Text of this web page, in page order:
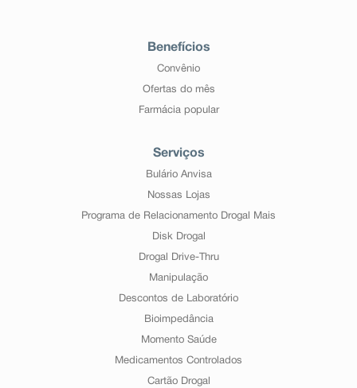
Benefícios
Convênio
Ofertas do mês
Farmácia popular
Serviços
Bulário Anvisa
Nossas Lojas
Programa de Relacionamento Drogal Mais
Disk Drogal
Drogal Drive-Thru
Manipulação
Descontos de Laboratório
Bioimpedância
Momento Saúde
Medicamentos Controlados
Cartão Drogal